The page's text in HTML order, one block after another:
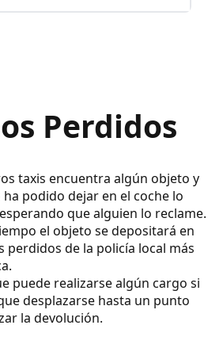
Perdidos
taxis encuentra algún objeto y
podido dejar en el coche lo
que alguien lo reclame.
el objeto se depositará en
perdidos de la policía local más
puede realizarse algún cargo si
desplazarse hasta un punto
la devolución.